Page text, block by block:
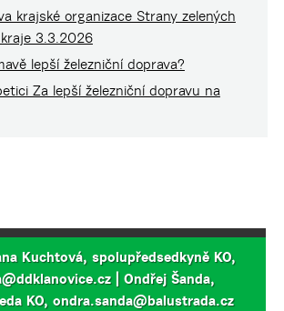
krajské organizace Strany zelených
3.3.2026
lepší železniční doprava?
Za lepší železniční dopravu na
Kuchtová, spolupředsedkyně KO,
| Ondřej Šanda,
KO, ondra.sanda@balustrada.cz